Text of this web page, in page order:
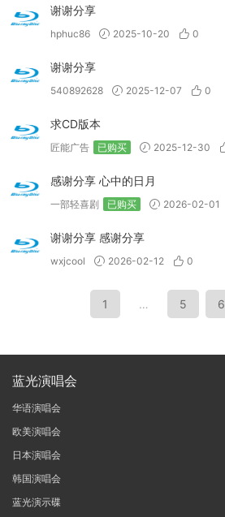
谢谢分享
hphuc86 2025-10-20 0
谢谢分享
540892628 2025-12-07 0
求CD版本
匠能广告 已购买 2025-12-30
感谢分享 心中的日月
一部轻喜剧 已购买 2026-02-01
谢谢分享 感谢分享
wxjcool 2026-02-12 0
1 … 5 6
蓝光演唱会
华语演唱会
欧美演唱会
日本演唱会
韩国演唱会
蓝光演示碟